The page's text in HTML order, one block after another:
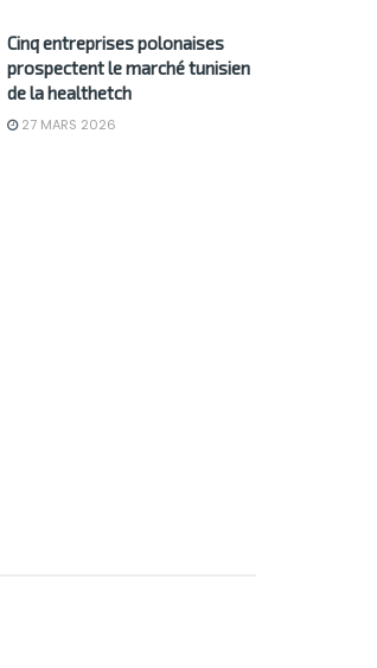
Cinq entreprises polonaises
prospectent le marché tunisien
de la healthetch
27 MARS 2026